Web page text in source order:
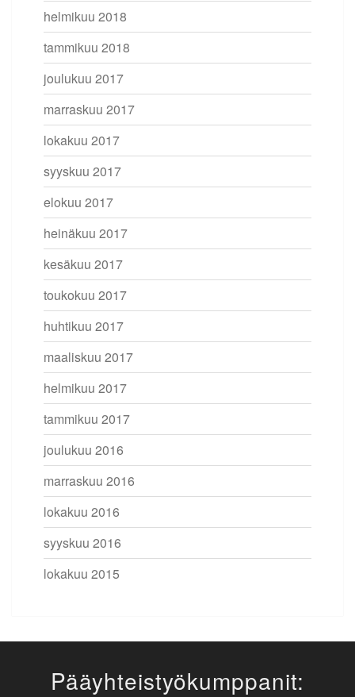
helmikuu 2018
tammikuu 2018
joulukuu 2017
marraskuu 2017
lokakuu 2017
syyskuu 2017
elokuu 2017
heinäkuu 2017
kesäkuu 2017
toukokuu 2017
huhtikuu 2017
maaliskuu 2017
helmikuu 2017
tammikuu 2017
joulukuu 2016
marraskuu 2016
lokakuu 2016
syyskuu 2016
lokakuu 2015
Pääyhteistyökumppanit: